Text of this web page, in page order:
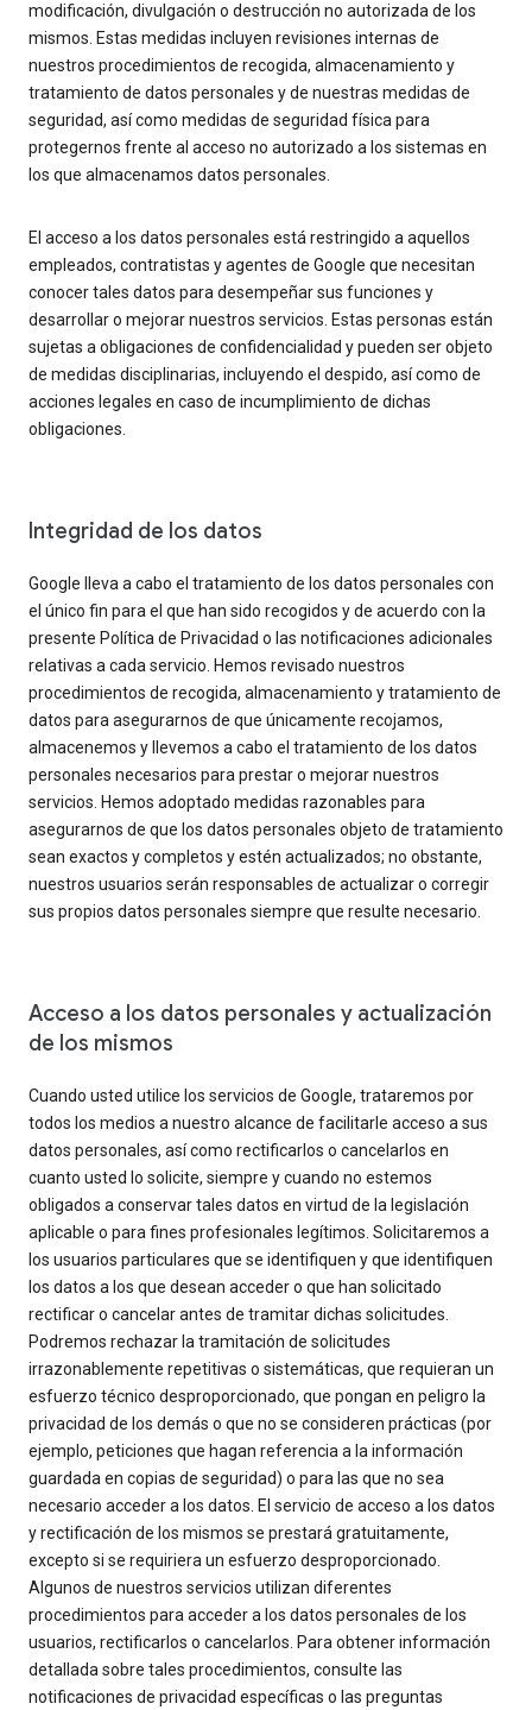
modificación, divulgación o destrucción no autorizada de los
mismos. Estas medidas incluyen revisiones internas de
nuestros procedimientos de recogida, almacenamiento y
tratamiento de datos personales y de nuestras medidas de
seguridad, así como medidas de seguridad física para
protegernos frente al acceso no autorizado a los sistemas en
los que almacenamos datos personales.
El acceso a los datos personales está restringido a aquellos
empleados, contratistas y agentes de Google que necesitan
conocer tales datos para desempeñar sus funciones y
desarrollar o mejorar nuestros servicios. Estas personas están
sujetas a obligaciones de confidencialidad y pueden ser objeto
de medidas disciplinarias, incluyendo el despido, así como de
acciones legales en caso de incumplimiento de dichas
obligaciones.
Integridad de los datos
Google lleva a cabo el tratamiento de los datos personales con
el único fin para el que han sido recogidos y de acuerdo con la
presente Política de Privacidad o las notificaciones adicionales
relativas a cada servicio. Hemos revisado nuestros
procedimientos de recogida, almacenamiento y tratamiento de
datos para asegurarnos de que únicamente recojamos,
almacenemos y llevemos a cabo el tratamiento de los datos
personales necesarios para prestar o mejorar nuestros
servicios. Hemos adoptado medidas razonables para
asegurarnos de que los datos personales objeto de tratamiento
sean exactos y completos y estén actualizados; no obstante,
nuestros usuarios serán responsables de actualizar o corregir
sus propios datos personales siempre que resulte necesario.
Acceso a los datos personales y actualización
de los mismos
Cuando usted utilice los servicios de Google, trataremos por
todos los medios a nuestro alcance de facilitarle acceso a sus
datos personales, así como rectificarlos o cancelarlos en
cuanto usted lo solicite, siempre y cuando no estemos
obligados a conservar tales datos en virtud de la legislación
aplicable o para fines profesionales legítimos. Solicitaremos a
los usuarios particulares que se identifiquen y que identifiquen
los datos a los que desean acceder o que han solicitado
rectificar o cancelar antes de tramitar dichas solicitudes.
Podremos rechazar la tramitación de solicitudes
irrazonablemente repetitivas o sistemáticas, que requieran un
esfuerzo técnico desproporcionado, que pongan en peligro la
privacidad de los demás o que no se consideren prácticas (por
ejemplo, peticiones que hagan referencia a la información
guardada en copias de seguridad) o para las que no sea
necesario acceder a los datos. El servicio de acceso a los datos
y rectificación de los mismos se prestará gratuitamente,
excepto si se requiriera un esfuerzo desproporcionado.
Algunos de nuestros servicios utilizan diferentes
procedimientos para acceder a los datos personales de los
usuarios, rectificarlos o cancelarlos. Para obtener información
detallada sobre tales procedimientos, consulte las
notificaciones de privacidad específicas o las preguntas